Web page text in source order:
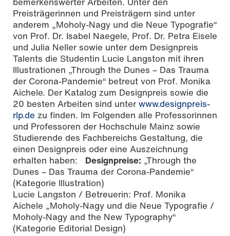
Preisträgerinnen und Preisträgern sind unter
anderem „Moholy-Nagy und die Neue Typografie“
von Prof. Dr. Isabel Naegele, Prof. Dr. Petra Eisele
und Julia Neller sowie unter dem Designpreis
Talents die Studentin Lucie Langston mit ihren
Illustrationen „Through the Dunes – Das Trauma
der Corona-Pandemie“ betreut von Prof. Monika
Aichele. Der Katalog zum Designpreis sowie die
20 besten Arbeiten sind unter www.designpreis-
rlp.de zu finden. Im Folgenden alle Professorinnen
und Professoren der Hochschule Mainz sowie
Studierende des Fachbereichs Gestaltung, die
einen Designpreis oder eine Auszeichnung
erhalten haben: Designpreise: „Through the
Dunes – Das Trauma der Corona-Pandemie“
(Kategorie Illustration)
Lucie Langston / Betreuerin: Prof. Monika
Aichele „Moholy-Nagy und die Neue Typografie /
Moholy-Nagy and the New Typography“
(Kategorie Editorial Design)